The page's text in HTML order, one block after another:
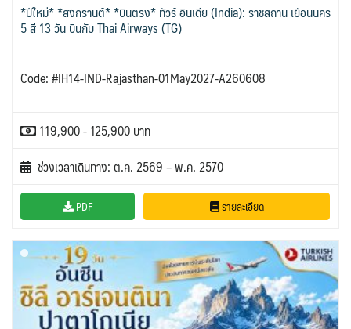
*ปีใหม่* *สงกรานต์* *บินตรง* ทัวร์ อินเดีย (India): ราชสถาน เยือนนคร
5 สี 13 วัน บินกับ Thai Airways (TG)
Code: #IH14-IND-Rajasthan-01May2027-A260608
119,900 - 125,900 บาท
ช่วงเวลาเดินทาง: ต.ค. 2569 – พ.ค. 2570
PDF รายละเอียด